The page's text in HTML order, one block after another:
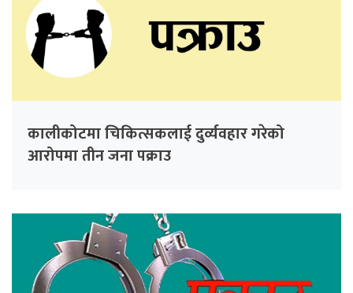
कालीकोटमा चिकित्सकलाई दुर्व्यवहार गरेको
आरोपमा तीन जना पक्राउ